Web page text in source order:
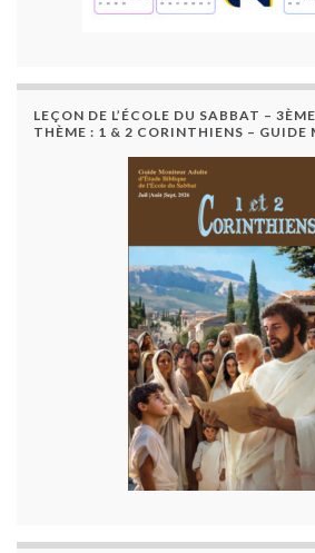
LEÇON DE L’ÉCOLE DU SABBAT –
THÈME : 1 & 2 CORINTHIENS – GUIDE